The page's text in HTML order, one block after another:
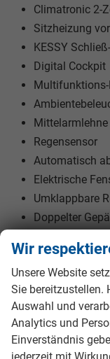
Climatronic 2-
Sitzheizung
KESSY
Digital Cockpit
Multifunktions-
Mittelarmlehne
Regensensor
Automatisch
Elektrische
Umklappbare
Doppelter
AUẞEN
Voll-LED-
LED-
Wir
Unsere Website
Sie bereitzustellen.
Auswahl und
Analytics und
Einverständnis
jederzeit mit